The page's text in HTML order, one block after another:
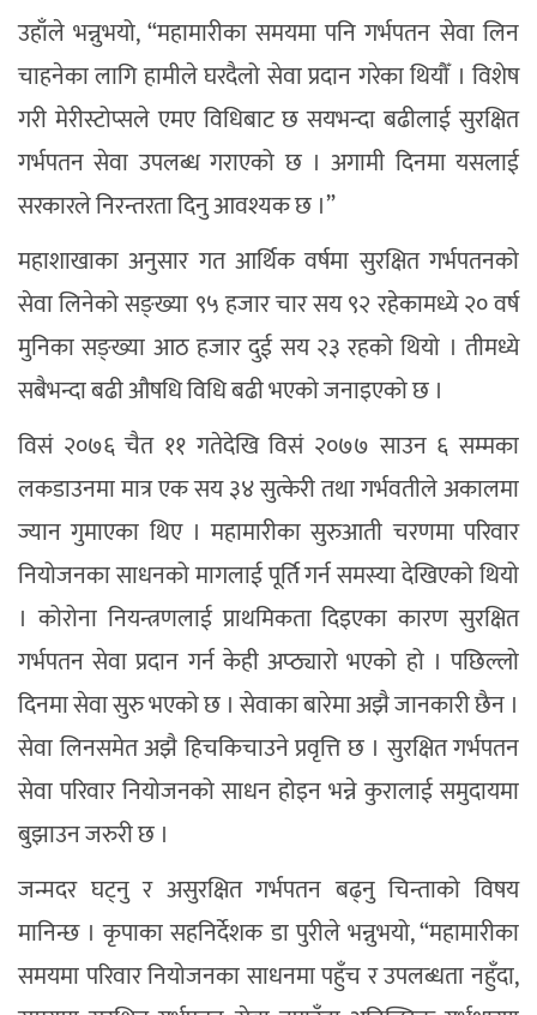
उहाँले भन्नुभयो, “महामारीका समयमा पनि गर्भपतन सेवा लिन
चाहनेका लागि हामीले घरदैलो सेवा प्रदान गरेका थियौँ । विशेष
गरी मेरीस्टोप्सले एमए विधिबाट छ सयभन्दा बढीलाई सुरक्षित
गर्भपतन सेवा उपलब्ध गराएको छ । अगामी दिनमा यसलाई
सरकारले निरन्तरता दिनु आवश्यक छ ।”
महाशाखाका अनुसार गत आर्थिक वर्षमा सुरक्षित गर्भपतनको
सेवा लिनेको सङ्ख्या ९५ हजार चार सय ९२ रहेकामध्ये २० वर्ष
मुनिका सङ्ख्या आठ हजार दुई सय २३ रहको थियो । तीमध्ये
सबैभन्दा बढी औषधि विधि बढी भएको जनाइएको छ ।
विसं २०७६ चैत ११ गतेदेखि विसं २०७७ साउन ६ सम्मका
लकडाउनमा मात्र एक सय ३४ सुत्केरी तथा गर्भवतीले अकालमा
ज्यान गुमाएका थिए । महामारीका सुरुआती चरणमा परिवार
नियोजनका साधनको मागलाई पूर्ति गर्न समस्या देखिएको थियो
। कोरोना नियन्त्रणलाई प्राथमिकता दिइएका कारण सुरक्षित
गर्भपतन सेवा प्रदान गर्न केही अप्ठ्यारो भएको हो । पछिल्लो
दिनमा सेवा सुरु भएको छ । सेवाका बारेमा अझै जानकारी छैन ।
सेवा लिनसमेत अझै हिचकिचाउने प्रवृत्ति छ । सुरक्षित गर्भपतन
सेवा परिवार नियोजनको साधन होइन भन्ने कुरालाई समुदायमा
बुझाउन जरुरी छ ।
जन्मदर घट्नु र असुरक्षित गर्भपतन बढ्नु चिन्ताको विषय
मानिन्छ । कृपाका सहनिर्देशक डा पुरीले भन्नुभयो, “महामारीका
समयमा परिवार नियोजनका साधनमा पहुँच र उपलब्धता नहुँदा,